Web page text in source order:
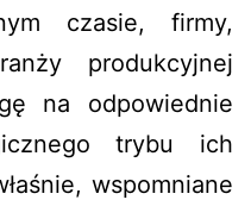
czasie, firmy,
produkcyjnej
na odpowiednie
trybu ich
wspomniane